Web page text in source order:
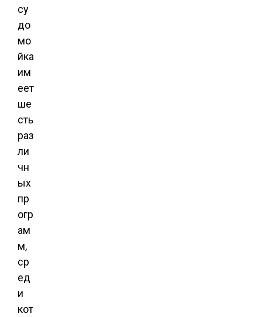
су
до
мо
йка
им
еет
ше
сть
раз
ли
чн
ых
пр
огр
ам
м,
ср
ед
и
кот